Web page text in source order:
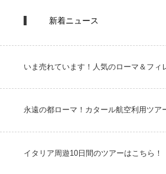
新着ニュース
いま売れています！人気のローマ＆フィ
永遠の都ローマ！カタール航空利用ツア
イタリア周遊10日間のツアーはこちら！